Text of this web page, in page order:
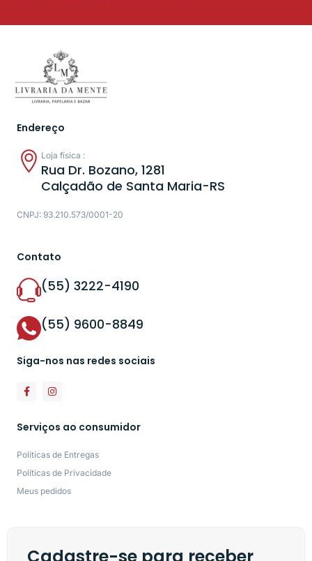
Endereço
Loja física :
Rua Dr. Bozano, 1281
Calçadão de Santa Maria-RS
CNPJ: 93.210.573/0001-20
Contato
(55) 3222-4190
(55) 9600-8849
Siga-nos nas redes sociais
Serviços ao consumidor
Políticas de Entregas
Políticas de Privacidade
Meus pedidos